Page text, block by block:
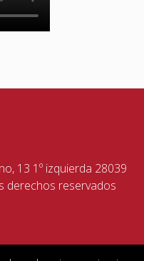
13 1º izquierda 28039
derechos reservados